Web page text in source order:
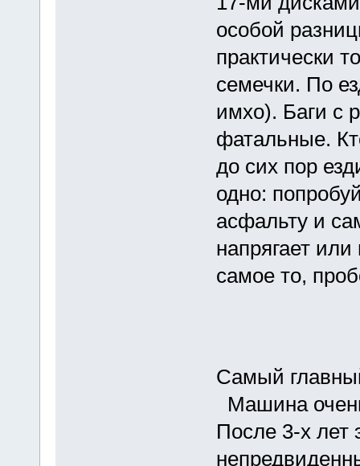
особой
практически
семечки. По
имхо). Баги с
фатальные.
до сих пор
одно:
асфальту и
напрягает
самое то,
Самый
Машина
После 3-х лет